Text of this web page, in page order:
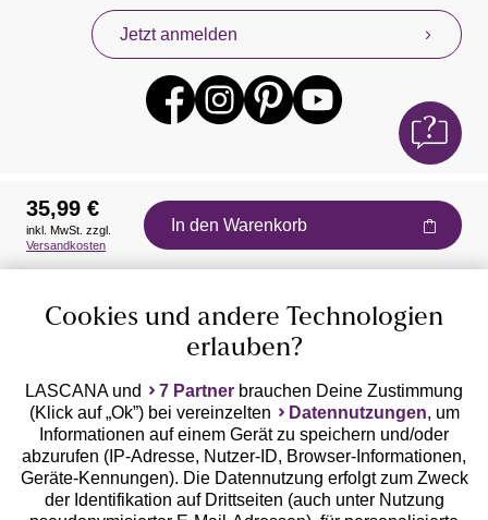
Jetzt anmelden
Auszeichnungen
Geprüfte Sicherheit
35,99 €
inkl. MwSt. zzgl.
Versandkosten
In den Warenkorb
Cookies und andere Technologien
erlauben?
LASCANA und 7 Partner brauchen Deine Zustimmung
(Klick auf „Ok”) bei vereinzelten
Datennutzungen, um
Informationen auf einem Gerät zu speichern und/oder
abzurufen (IP-Adresse, Nutzer-ID, Browser-Informationen,
Geräte-Kennungen). Die Datennutzung erfolgt zum Zweck
der Identifikation auf Drittseiten (auch unter Nutzung